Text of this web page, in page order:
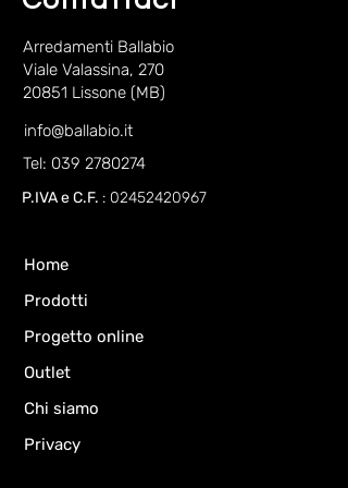
Arredamenti Ballabio
Viale Valassina, 270
20851 Lissone (MB)
info@ballabio.it
Tel: 039 2780274
P.IVA e C.F. : 02452420967
Home
Prodotti
Progetto online
Outlet
Chi siamo
Privacy